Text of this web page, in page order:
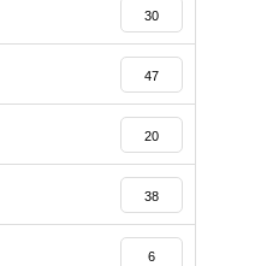
30
47
20
38
6